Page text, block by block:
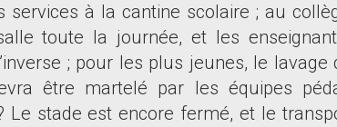
services à la cantine scolaire ; au
toute la journée, et les
’inverse ; pour les plus jeunes, le
être martelé par les équipes
Le stade est encore fermé, et le